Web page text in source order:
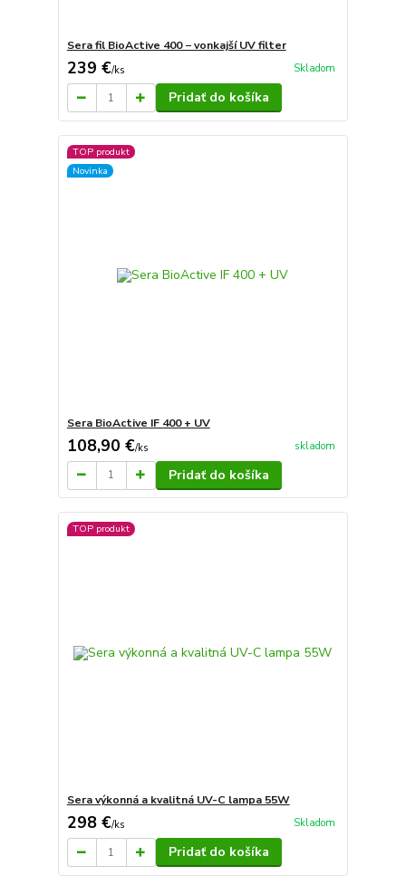
Sera fil BioActive 400 − vonkajší UV filter
239 €/ks Skladom
Pridať do košíka
TOP produkt
Novinka
Sera BioActive IF 400 + UV
108,90 €/ks skladom
Pridať do košíka
TOP produkt
Sera výkonná a kvalitná UV-C lampa 55W
298 €/ks Skladom
Pridať do košíka